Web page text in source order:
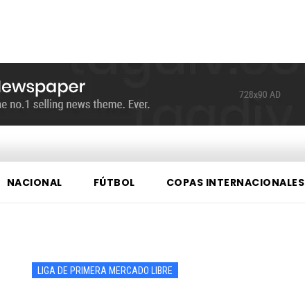
NACIONAL FÚTBOL COPAS INTERNACIONALES
LIGA DE PRIMERA MERCADO LIBRE